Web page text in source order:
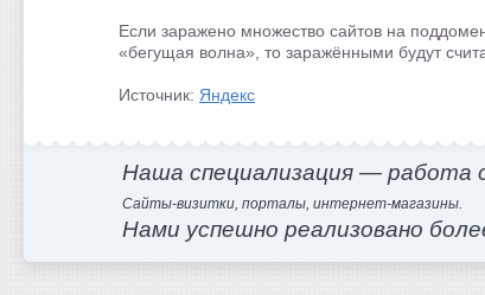
Если заражено множество сайтов на
«бегущая волна», то заражёнными будут
Источник: Яндекс
Наша специализация — работа
Сайты-визитки, порталы, интернет-магазины.
Нами успешно реализовано